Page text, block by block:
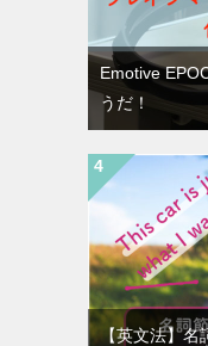
Emotive
うだ！
【英文法】名